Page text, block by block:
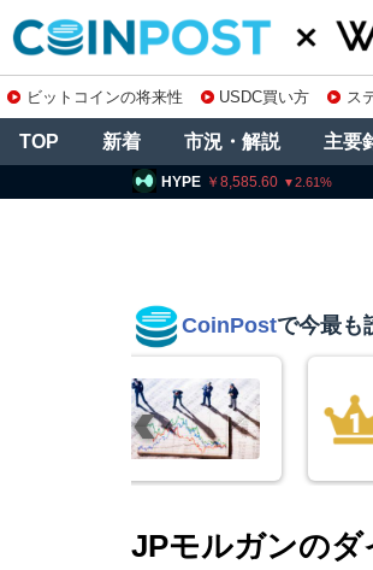
ビットコインの将来性 USDC買い方 ス
TOP 新着 市況・解説 主要
BTC 10,242,455
CoinPostで今最も
JPモルガンのダ